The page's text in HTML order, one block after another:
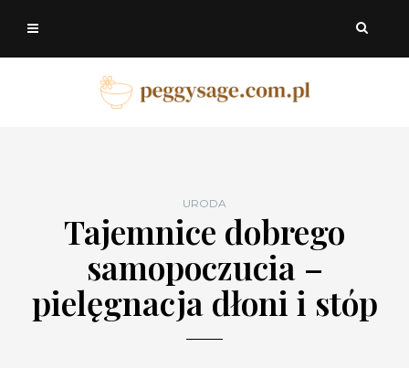
URODA
Tajemnice dobrego
samopoczucia –
pielęgnacja dłoni i stóp